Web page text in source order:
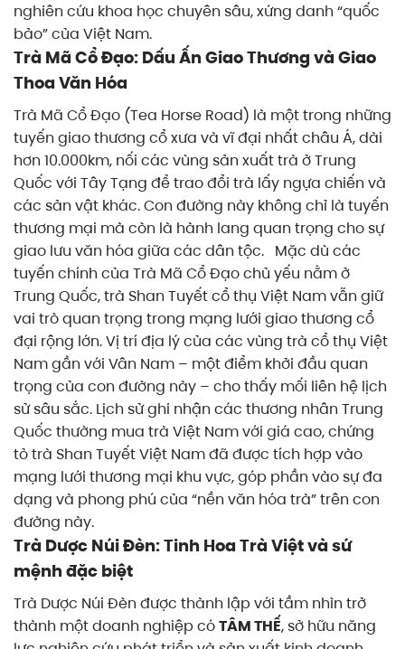
nghiên cứu khoa học chuyên sâu, xứng danh “quốc
bảo” của Việt Nam.
Trà Mã Cổ Đạo: Dấu Ấn Giao Thương và Giao
Thoa Văn Hóa
Trà Mã Cổ Đạo (Tea Horse Road) là một trong những
tuyến giao thương cổ xưa và vĩ đại nhất châu Á, dài
hơn 10.000km, nối các vùng sản xuất trà ở Trung
Quốc với Tây Tạng để trao đổi trà lấy ngựa chiến và
các sản vật khác. Con đường này không chỉ là tuyến
thương mại mà còn là hành lang quan trọng cho sự
giao lưu văn hóa giữa các dân tộc. Mặc dù các
tuyến chính của Trà Mã Cổ Đạo chủ yếu nằm ở
Trung Quốc, trà Shan Tuyết cổ thụ Việt Nam vẫn giữ
vai trò quan trọng trong mạng lưới giao thương cổ
đại rộng lớn. Vị trí địa lý của các vùng trà cổ thụ Việt
Nam gần với Vân Nam – một điểm khởi đầu quan
trọng của con đường này – cho thấy mối liên hệ lịch
sử sâu sắc. Lịch sử ghi nhận các thương nhân Trung
Quốc thường mua trà Việt Nam với giá cao, chứng
tỏ trà Shan Tuyết Việt Nam đã được tích hợp vào
mạng lưới thương mại khu vực, góp phần vào sự đa
dạng và phong phú của “nền văn hóa trà” trên con
đường này.
Trà Dược Núi Đèn: Tinh Hoa Trà Việt và sứ
mệnh đặc biệt
Trà Dược Núi Đèn được thành lập với tầm nhìn trở
thành một doanh nghiệp cóTÂM THẾ, sở hữu năng